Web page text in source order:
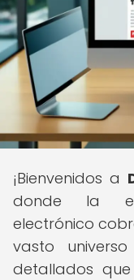
¡Bienvenidos a
donde la
electrónico
vasto
detallados